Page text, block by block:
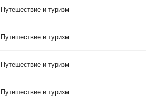
Путешествие и туризм
Путешествие и туризм
Путешествие и туризм
Путешествие и туризм